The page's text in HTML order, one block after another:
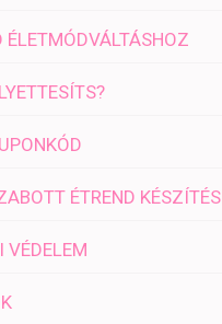
ÉLETMÓDVÁLTÁSHOZ
ÉTREND KÉSZÍTÉS
VÉDELEM